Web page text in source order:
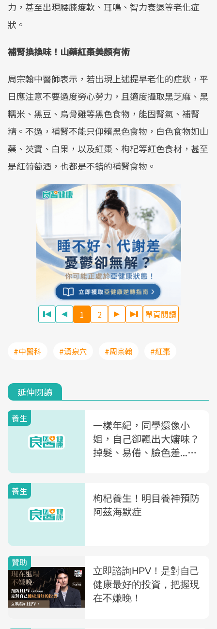
力，甚至出現腰膝痠軟、耳鳴、智力衰退等老化症
狀。
補腎換換味！山藥紅棗美顏有術
周宗翰中醫師表示，若出現上述提早老化的症狀，平
日應注意不要過度勞心勞力，且適度攝取黑芝麻、黑
糯米、黑豆、烏骨雞等黑色食物，能固腎氣、補腎
精。不過，補腎不能只仰賴黑色食物，白色食物如山
藥、芡實、白果，以及紅棗、枸杞等紅色食材，甚至
是紅葡萄酒，也都是不錯的補腎食物。
1 2 單頁閱讀
#中醫科 #湧泉穴 #周宗翰 #紅棗
延伸閱讀
養生
一樣年紀，同學還像小
姐，自己卻飄出大嬸味？
掉髮、易倦、臉色差...快
養生
枸杞養生！明目養神預防
阿茲海默症